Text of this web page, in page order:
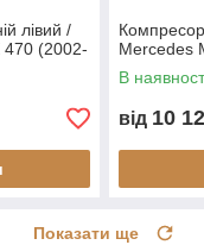
лівий /
470 (2002-
Компресор
Mercedes
В
від 10
Показати ще